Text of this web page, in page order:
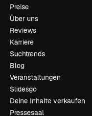
Preise
Über uns
Reviews
Karriere
Suchtrends
Blog
Veranstaltungen
Slidesgo
Deine Inhalte verkaufen
Pressesaal